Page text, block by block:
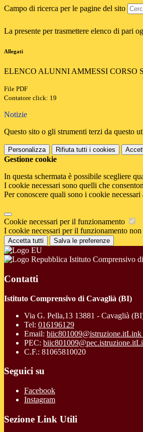
Campo di ricerca per le pagine del sito
La presente per trasmettere elenco di pari
Allegati
ELENCO ALUNNI AMMESSI CORSO
File PDF
Contatore click: 19
Notizie
Questo sito o gli strumenti terzi da questo
Personalizza Rifiuta tutti i cookies
Gestione cookie
In questa schermata è possibile scegliere
I cookie necessari sono quelli che
Per conoscere quali sono i cookie
Cookie necessari per il funzionamento
I cookie necessari per il funzionamento
Accetta tutti Salva le preferenze
Istituto Comprensivo
Contatti
Istituto Comprensivo di Cavaglià (BI)
Via G. Pella,13 13881 - Cavaglià
Tel: 016196129
Email: biic801009@istruzione.itLink
PEC: biic801009@pec.istruzione.it
C.F.: 81065810020
Seguici su
Facebook
Instagram
Sezione Link Utili